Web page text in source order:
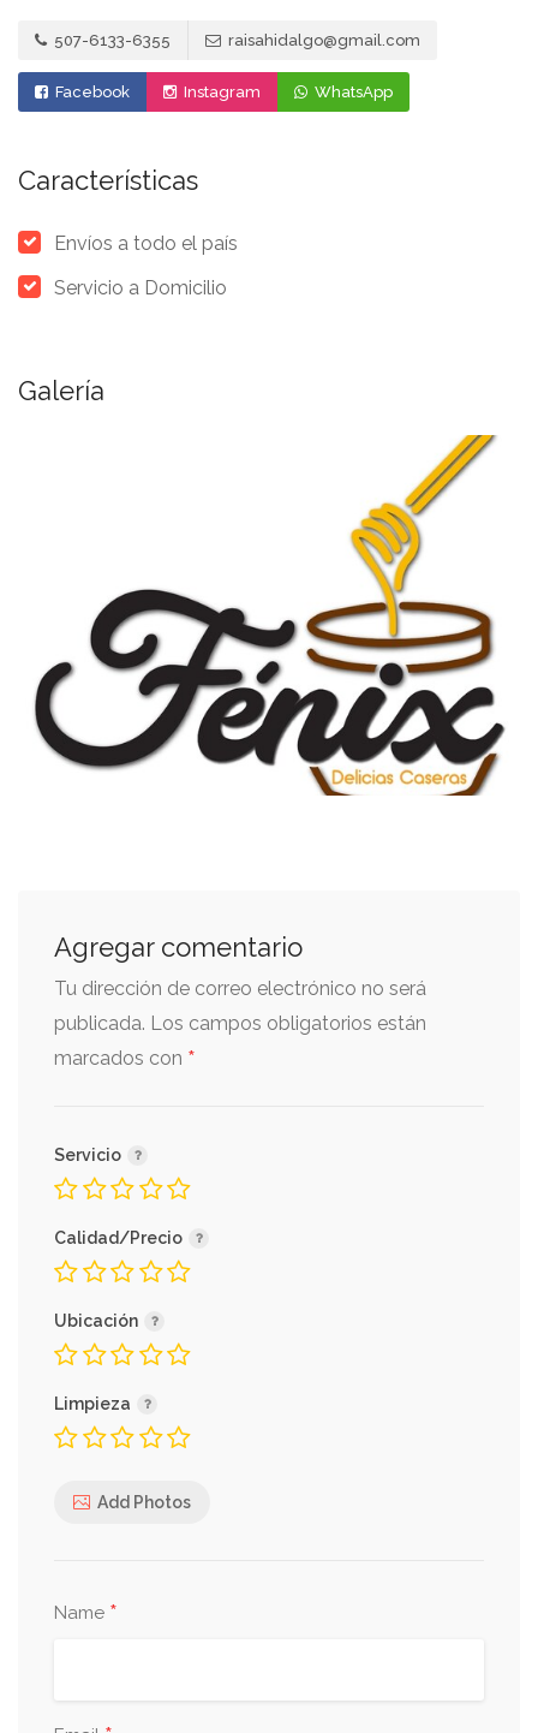
507-6133-6355 raisahidalgo@gmail.com
Facebook Instagram WhatsApp
Características
Envíos a todo el país
Servicio a Domicilio
Galería
Agregar comentario
Tu dirección de correo electrónico no será
publicada. Los campos obligatorios están
marcados con *
Servicio
Calidad/Precio
Ubicación
Limpieza
Add Photos
Name *